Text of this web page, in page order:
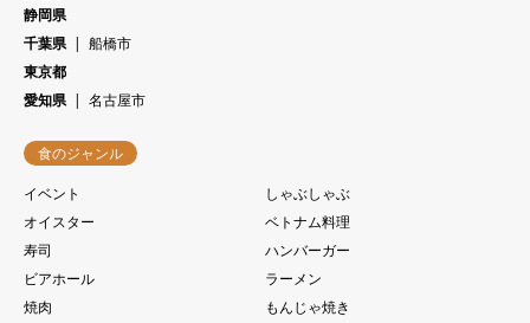
静岡県
千葉県
船橋市
東京都
愛知県
名古屋市
食のジャンル
イベント
しゃぶしゃぶ
オイスター
ベトナム料理
寿司
ハンバーガー
ビアホール
ラーメン
焼肉
もんじゃ焼き